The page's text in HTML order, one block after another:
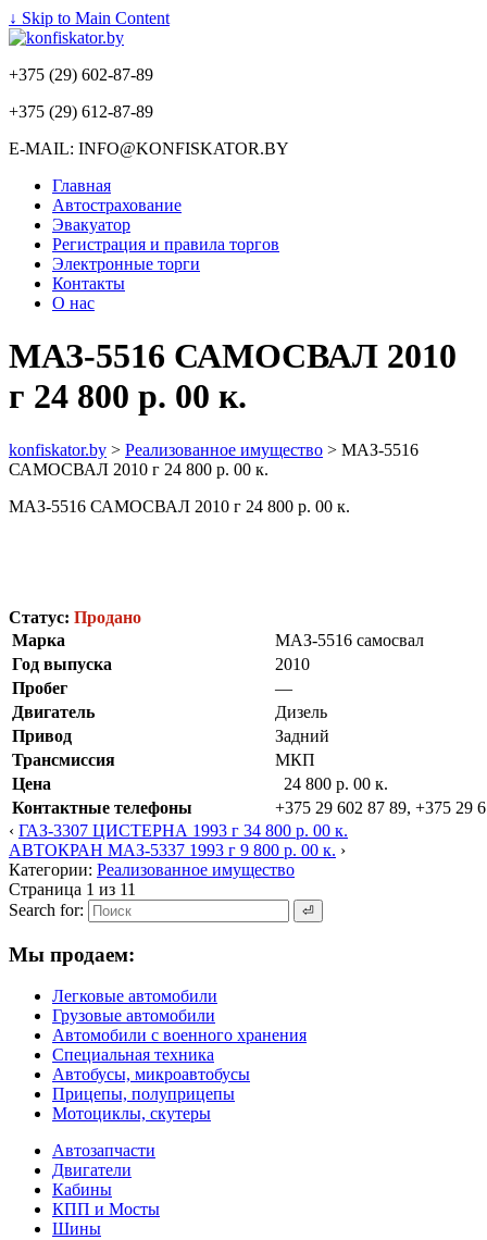
↓ Skip to Main Content
+375 (29) 602-87-89
+375 (29) 612-87-89
E-MAIL: INFO@KONFISKATOR.BY
Главная
Автострахование
Эвакуатор
Регистрация и правила торгов
Электронные торги
Контакты
О нас
МАЗ-5516 САМОСВАЛ 2010
г 24 800 р. 00 к.
konfiskator.by > Реализованное имущество > МАЗ-5516
САМОСВАЛ 2010 г 24 800 р. 00 к.
МАЗ-5516 САМОСВАЛ 2010 г 24 800 р. 00 к.
Статус: Продано
Марка
МАЗ-5516 самосвал
Год выпуска
2010
Пробег
—
Двигатель
Дизель
Привод
Задний
Трансмиссия
МКП
Цена
24 800 р. 00 к.
Контактные телефоны
+375 29 602 87 89, +375 29
‹ ГАЗ-3307 ЦИСТЕРНА 1993 г 34 800 р. 00 к.
АВТОКРАН МАЗ-5337 1993 г 9 800 р. 00 к. ›
Категории: Реализованное имущество
Страница 1 из 11
Search for:
Мы продаем:
Легковые автомобили
Грузовые автомобили
Автомобили с военного хранения
Специальная техника
Автобусы, микроавтобусы
Прицепы, полуприцепы
Мотоциклы, скутеры
Автозапчасти
Двигатели
Кабины
КПП и Мосты
Шины